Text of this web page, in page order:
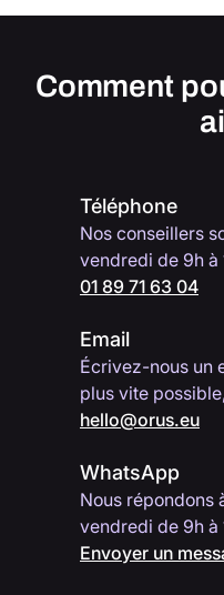
Comment
Téléphone
Nos conseillers
vendredi de 9h à
01 89 71 63 04
Email
Écrivez-nous un
plus vite
hello@orus.eu
WhatsApp
Nous répondons
vendredi de 9h à
Envoyer un